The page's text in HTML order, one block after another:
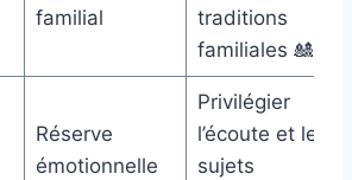
familial
traditions
familiales 🎎
Réserve
émotionnelle
Privilégier
l’écoute et les
sujets